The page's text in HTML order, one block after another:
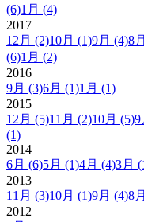
(6)1月 (4)
2017
12月 (2)10月 (1)9月 (4)8月
(6)1月 (2)
2016
9月 (3)6月 (1)1月 (1)
2015
12月 (5)11月 (2)10月 (5)9
(1)
2014
6月 (6)5月 (1)4月 (4)3月
2013
11月 (3)10月 (1)9月 (4)8月
2012